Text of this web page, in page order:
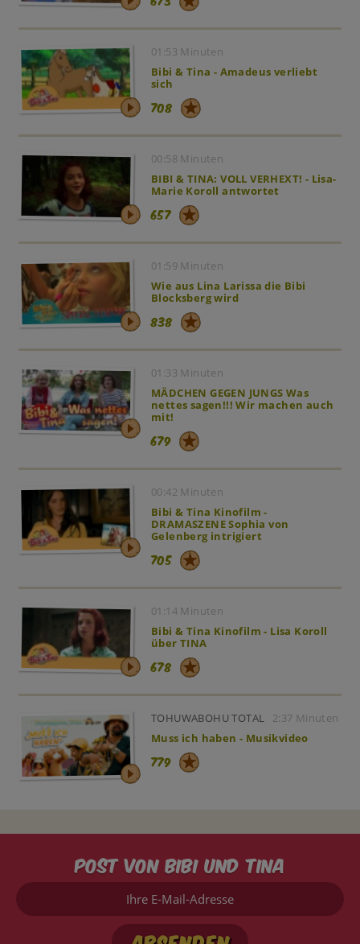
01:53 Minuten
Bibi & Tina - Amadeus verliebt
sich
708
00:58 Minuten
BIBI & TINA: VOLL VERHEXT! - Lisa-
Marie Koroll antwortet
657
01:59 Minuten
Wie aus Lina Larissa die Bibi
Blocksberg wird
838
01:33 Minuten
MÄDCHEN GEGEN JUNGS Was
nettes sagen!!! Wir machen auch
mit!
679
00:42 Minuten
Bibi & Tina Kinofilm -
DRAMASZENE Sophia von
Gelenberg intrigiert
705
01:14 Minuten
Bibi & Tina Kinofilm - Lisa Koroll
über TINA
678
TOHUWABOHU TOTAL
2:37 Minuten
Muss ich haben - Musikvideo
779
Post von Bibi und Tina
Ihre
Mail-